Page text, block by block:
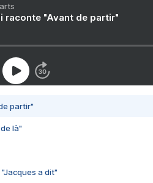
raconte "Avant de partir"
partir"
là"
a dit"